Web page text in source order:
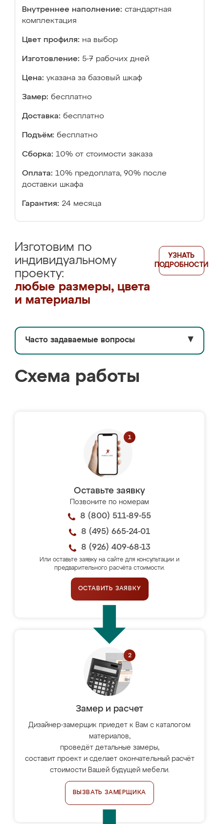
Внутреннее наполнение: стандартная
комплектация
Цвет профиля: на выбор
Изготовление: 5-7 рабочих дней
Цена: указана за базовый шкаф
Замер: бесплатно
Доставка: бесплатно
Подъём: бесплатно
Сборка: 10% от стоимости заказа
Оплата: 10% предоплата, 90% после
доставки шкафа
Гарантия: 24 месяца
Изготовим по
индивидуальному
проекту:
любые размеры, цвета
и материалы
УЗНАТЬ
ПОДРОБНОСТИ
Часто задаваемые вопросы ▼
Схема работы
Оставьте заявку
Позвоните по номерам
8 (800) 511-89-55
8 (495) 665-24-01
8 (926) 409-68-13
Или оставьте заявку на сайте для консультации и
предварительного расчёта стоимости.
ОСТАВИТЬ ЗАЯВКУ
Замер и расчет
Дизайнер-замерщик приедет к Вам с каталогом
материалов,
проведёт детальные замеры,
составит проект и сделает окончательный расчёт
стоимости Вашей будущей мебели.
ВЫЗВАТЬ ЗАМЕРЩИКА